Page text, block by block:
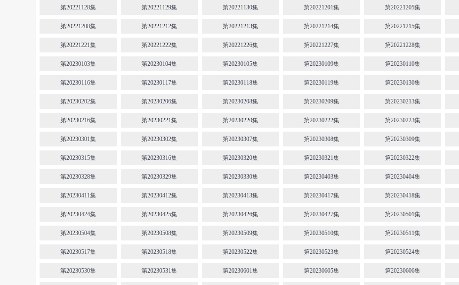
第20221128集 第20221129集 第20221130集 第20221201集 第20221205集
第20221208集 第20221212集 第20221213集 第20221214集 第20221215集
第20221221集 第20221222集 第20221226集 第20221227集 第20221228集
第20230103集 第20230104集 第20230105集 第20230109集 第20230110集
第20230116集 第20230117集 第20230118集 第20230119集 第20230130集
第20230202集 第20230206集 第20230208集 第20230209集 第20230213集
第20230216集 第20230221集 第20230220集 第20230222集 第20230223集
第20230301集 第20230302集 第20230307集 第20230308集 第20230309集
第20230315集 第20230316集 第20230320集 第20230321集 第20230322集
第20230328集 第20230329集 第20230330集 第20230403集 第20230404集
第20230411集 第20230412集 第20230413集 第20230417集 第20230418集
第20230424集 第20230425集 第20230426集 第20230427集 第20230501集
第20230504集 第20230508集 第20230509集 第20230510集 第20230511集
第20230517集 第20230518集 第20230522集 第20230523集 第20230524集
第20230530集 第20230531集 第20230601集 第20230605集 第20230606集